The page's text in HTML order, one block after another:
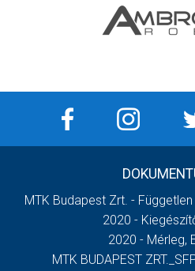
MTK Budapest Zrt. -
2020 -
2020 - Mérleg,
MTK BUDAPEST